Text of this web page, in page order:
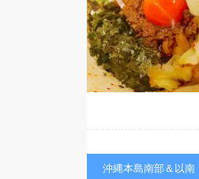
沖縄本島南部＆以南